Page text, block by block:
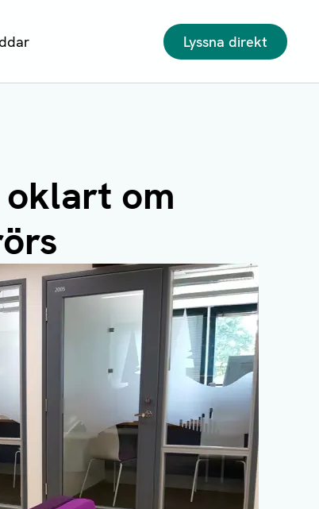
Lyssna direkt
om